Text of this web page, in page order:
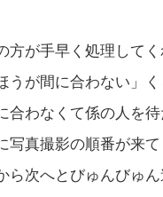
方が手早く処理して
うが間に合わない」
合わなくて係の人を待
写真撮影の順番が来
ら次へとびゅんびゅん